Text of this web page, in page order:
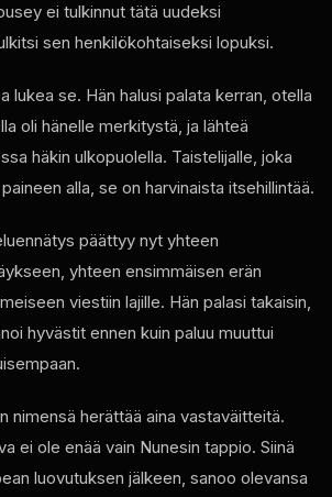
ei tulkinnut tätä uudeksi
sen henkilökohtaiseksi lopuksi.
lukea se. Hän halusi palata kerran, otella
oli hänelle merkitystä, ja lähteä
häkin ulkopuolella. Taistelijalle, joka
alla, se on harvinaista itsehillintää.
päättyy nyt yhteen
yhteen ensimmäisen erän
viestiin lajille. Hän palasi takaisin,
hyvästit ennen kuin paluu muuttui
nimensä herättää aina vastaväitteitä.
ei ole enää vain Nunesin tappio. Siinä
luovutuksen jälkeen, sanoo olevansa